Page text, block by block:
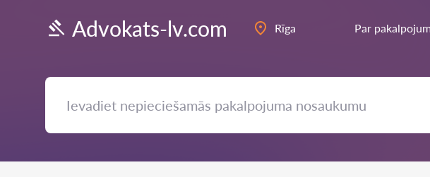
Advokats-lv.com Rīga Par